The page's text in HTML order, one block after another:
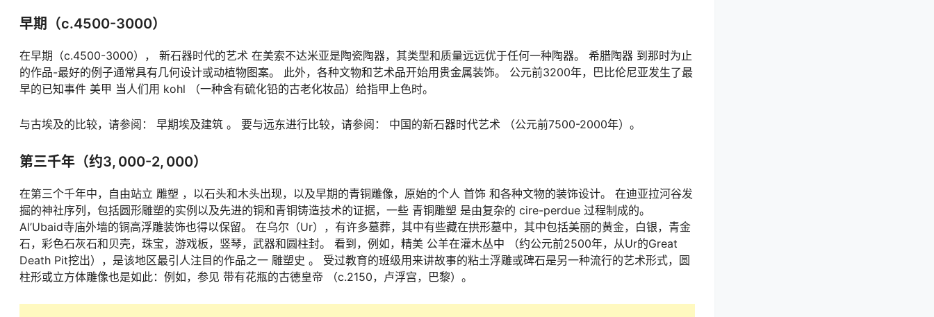
早期（c.4500-3000）
在早期（c.4500-3000）， 新石器时代的艺术 在美索不达米亚是陶瓷陶器，其类型和质量远远优于任何一种陶器。 希腊陶器 到那时为止
的作品-最好的例子通常具有几何设计或动植物图案。 此外，各种文物和艺术品开始用贵金属装饰。 公元前3200年，巴比伦尼亚发生了最
早的已知事件 美甲 当人们用 kohl （一种含有硫化铅的古老化妆品）给指甲上色时。
与古埃及的比较，请参阅： 早期埃及建筑 。 要与远东进行比较，请参阅： 中国的新石器时代艺术 （公元前7500-2000年）。
第三千年（约3, 000-2, 000）
在第三个千年中，自由站立 雕塑 ，以石头和木头出现，以及早期的青铜雕像，原始的个人 首饰 和各种文物的装饰设计。 在迪亚拉河谷发
掘的神社序列，包括圆形雕塑的实例以及先进的铜和青铜铸造技术的证据，一些 青铜雕塑 是由复杂的 cire-perdue 过程制成的。
Al’Ubaid寺庙外墙的铜高浮雕装饰也得以保留。 在乌尔（Ur），有许多墓葬，其中有些藏在拱形墓中，其中包括美丽的黄金，白银，青金
石，彩色石灰石和贝壳，珠宝，游戏板，竖琴，武器和圆柱封。 看到，例如，精美 公羊在灌木丛中
（约公元前2500年，从Ur的Great
Death Pit挖出），是该地区最引人注目的作品之一 雕塑史 。 受过教育的班级用来讲故事的粘土浮雕或碑石是另一种流行的艺术形式，圆
柱形或立方体雕像也是如此：例如，参见 带有花瓶的古德皇帝 （c.2150，卢浮宫，巴黎）。